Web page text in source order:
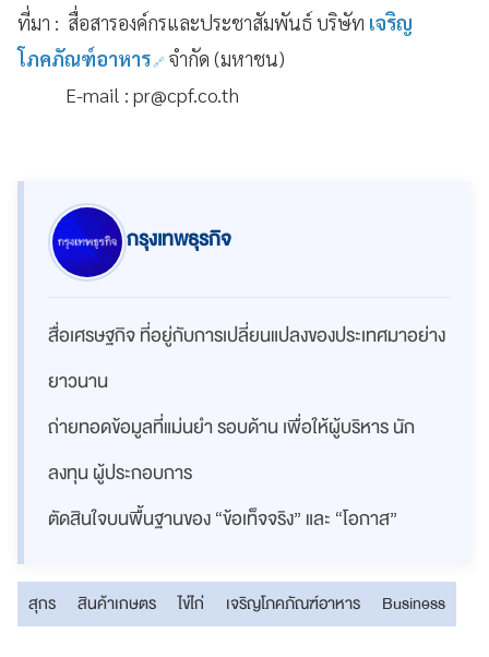
ที่มา : สื่อสารองค์กรและประชาสัมพันธ์ บริษัท เจริญ
โภคภัณฑ์อาหาร
จำกัด (มหาชน)
E-mail : pr@cpf.co.th
กรุงเทพธุรกิจ
สื่อเศรษฐกิจ ที่อยู่กับการเปลี่ยนแปลงของประเทศมาอย่าง
ยาวนาน
ถ่ายทอดข้อมูลที่แม่นยำ รอบด้าน เพื่อให้ผู้บริหาร นัก
ลงทุน ผู้ประกอบการ
ตัดสินใจบนพื้นฐานของ “ข้อเท็จจริง” และ “โอกาส”
สุกร สินค้าเกษตร ไข่ไก่ เจริญโภคภัณฑ์อาหาร Business